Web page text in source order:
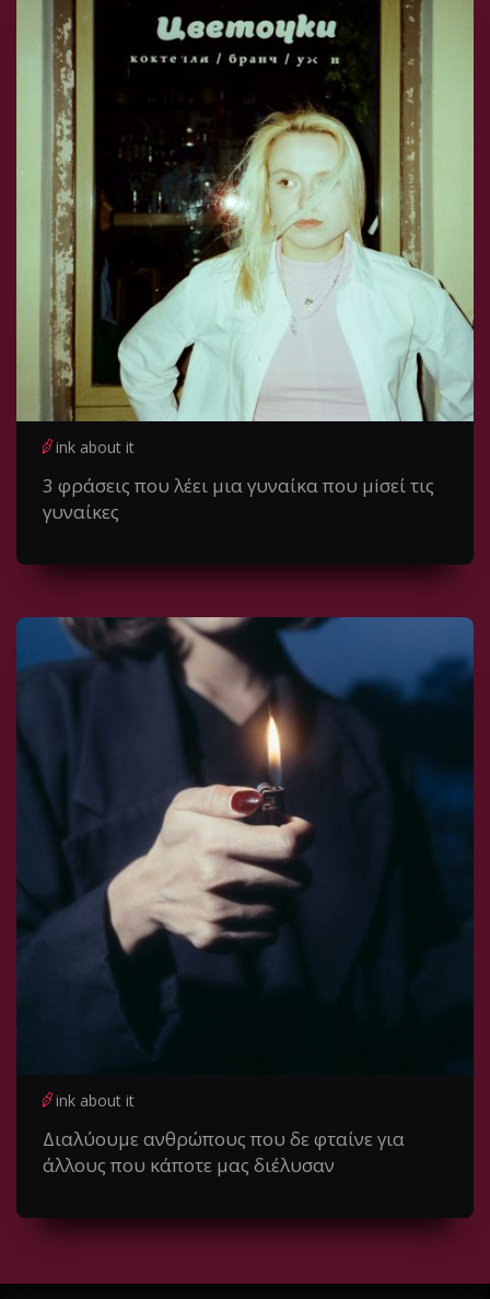
ink about it
3 φράσεις που λέει μια γυναίκα που μiσεί τις
γυναίκες
ink about it
Διαλύουμε ανθρώπους που δε φταίνε για
άλλους που κάποτε μας διέλυσαν